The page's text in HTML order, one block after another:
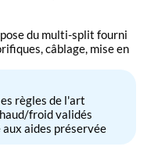
du multi-split fourni
câblage, mise en
règles de l'art
froid validés
aides préservée